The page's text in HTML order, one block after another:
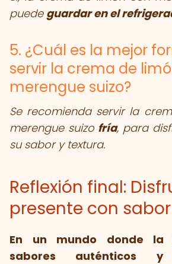
puede guardar en el
5. ¿Cuál es la mejor
servir la crema de
merengue suizo?
Se recomienda servir la
merengue suizo fría, para
su sabor y textura.
Reflexión final:
presente con
En un mundo donde la
sabores auténticos y